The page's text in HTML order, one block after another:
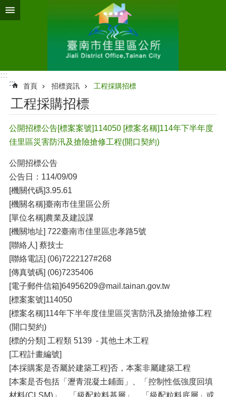
跳到主要內容區塊
:::
:::
首頁 招標資訊 工程採購招標
工程採購招標
公開招標公告[標案案號]114050 [標案名稱]114年下半年度
佳里區災害防汛及搶險搶修工程(開口契約)
公開招標公告
公告日：114/09/09
[機關代碼]3.95.61
[機關名稱]臺南市佳里區公所
[單位名稱]農業及建設課
[機關地址] 722臺南市佳里區忠孝路5號
[聯絡人] 蔡技士
[聯絡電話] (06)7222127#268
[傳真號碼] (06)7235406
[電子郵件信箱]64956209@mail.tainan.gov.tw
[標案案號]114050
[標案名稱]114年下半年度佳里區災害防汛及搶險搶修工程
(開口契約)
[標的分類] 工程類 5139 - 其他土木工程
[工程計畫編號]
[本採購案是否屬於建築工程]否，本案非屬建築工程
[本案是否包括「瀝青混凝土鋪面」、「控制性低強度回填
材料(CLSM)」、「級配粒料基層」、「級配粒料底層」或